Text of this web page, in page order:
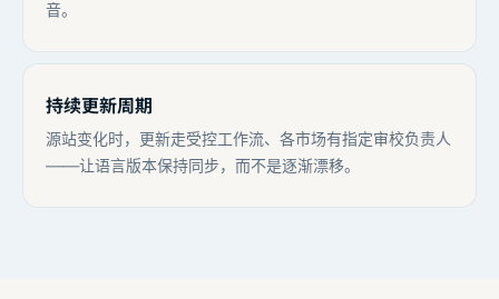
音。
持续更新周期
源站变化时，更新走受控工作流、各市场有指定审校负责人
——让语言版本保持同步，而不是逐渐漂移。